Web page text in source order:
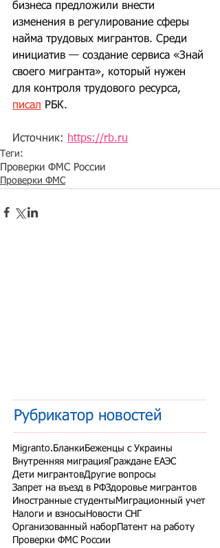
бизнеса предложили внести
изменения в регулирование сферы
найма трудовых мигрантов. Среди
инициатив — создание сервиса «Знай
своего мигранта», который нужен
для контроля трудового ресурса,
писал РБК.
Источник: https://rb.ru
Теги:
Проверки ФМС России
Проверки ФМС
Рубрикатор новостей
Migranto.Бланки Беженцы с Украины
Внутренняя миграция Граждане ЕАЭС
Дети мигрантовДругие вопросы
Запрет на въезд в РФЗдоровье мигрантов
Иностранные студенты Миграционный учет
Налоги и взносы Новости СНГ
Организованный набор Патент на работу
Проверки ФМС России